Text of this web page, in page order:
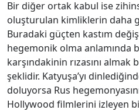
Bir diğer ortak kabul ise
oluşturulan kimliklerin daha
Buradaki güçten kastım
hegemonik olma anlamında
karşındakinin rızasını
şeklidir. Katyuşa’yı
doluyorsa Rus
Hollywood filmlerini izleyen